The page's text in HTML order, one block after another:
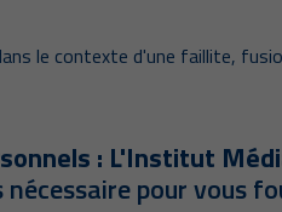
le contexte d'une faillite,
: L'Institut
pour vous